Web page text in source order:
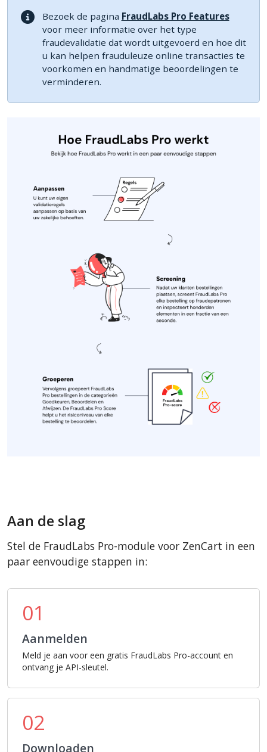
SyliusBezoek de pagina FraudLabs Pro Features
voor meer informatie over het type
fraudevalidatie dat wordt uitgevoerd en hoe dit
u kan helpen frauduleuze online transacties te
voorkomen en handmatige beoordelingen te
verminderen.
Aan de slag
Stel de FraudLabs Pro-module voor ZenCart in een
paar eenvoudige stappen in:
01
Aanmelden
Meld je aan voor een gratis FraudLabs Pro-account en
ontvang je API-sleutel.
02
Downloaden